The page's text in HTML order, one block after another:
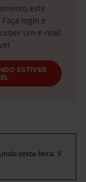
este
login e
um e-mail
ESTIVER
sexta-feira: 9